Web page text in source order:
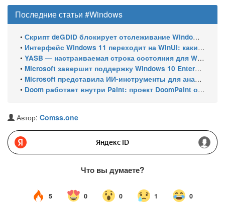
Последние статьи #Windows
• Скрипт deGDID блокирует отслеживание Windows по глобальному идентификатору устройства
• Интерфейс Windows 11 переходит на WinUI: какие системные элементы обновит Microsoft
• YASB — настраиваемая строка состояния для Windows с виджетами и поддержкой нескольких мониторов
• Microsoft завершит поддержку Windows 10 Enterprise LTSC 2021 в январе 2027 года. ESU продлят обновления до января 2030 года
• Microsoft представила ИИ-инструменты для анализа производительности Windows: ETW MCP и WPA MCP
• Doom работает внутри Paint: проект DoomPaint от технического директора Microsoft Azure
Автор: Comss.one